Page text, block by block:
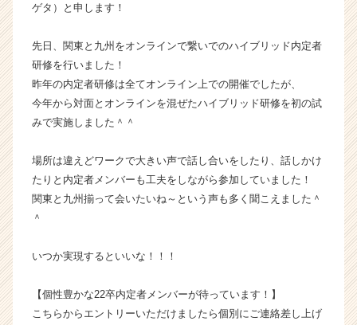
成
企
業
か
ス
ウ
ト
く
活
イ
ゲタ）と申します！
先日、関東と九州をオンラインで繋いでのハイブリッド内定者
研修を行いました！
昨年の内定者研修は全てオンライン上での開催でしたが、
今年から対面とオンラインを混ぜたハイブリッド研修を初の試
みで実施しました＾＾
場所は違えどワークで大きい声で話し合いをしたり、話しかけ
たりと内定者メンバーも工夫をしながら参加していました！
関東と九州揃って会いたいね～という声も多く聞こえました＾
＾
いつか実現するといいな！！！
【個性豊かな22卒内定者メンバーが待っています！】
こちらからエントリーいただけましたら個別にご連絡差し上げ